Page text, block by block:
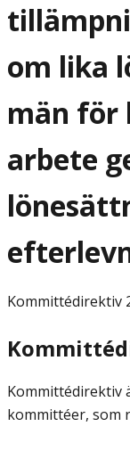
om lika
män för
arbete
Kommittédirektiv
Kommittédirektiv
kommittéer, som